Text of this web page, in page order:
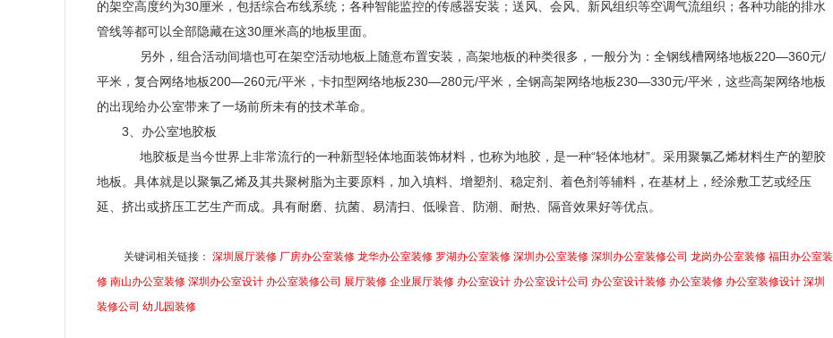
的架空高度约为30厘米，包括综合布线系统；各种智能监控的传感器安装；送风、会风、新风组织等空调气流组织；各种功能的排水
管线等都可以全部隐藏在这30厘米高的地板里面。
另外，组合活动间墙也可在架空活动地板上随意布置安装，高架地板的种类很多，一般分为：全钢线槽网络地板220—360元/
平米，复合网络地板200—260元/平米，卡扣型网络地板230—280元/平米，全钢高架网络地板230—330元/平米，这些高架网络地板
的出现给办公室带来了一场前所未有的技术革命。
3 、办公室地胶板
地胶板是当今世界上非常流行的一种新型轻体地面装饰材料，也称为地胶，是一种“轻体地材”。采用聚氯乙烯材料生产的塑胶
地板。具体就是以聚氯乙烯及其共聚树脂为主要原料，加入填料、增塑剂、稳定剂、着色剂等辅料，在基材上，经涂敷工艺或经压
延、挤出或挤压工艺生产而成。具有耐磨、抗菌、易清扫、低噪音、防潮、耐热、隔音效果好等优点。
关键词相关链接： 深圳展厅装修 厂房办公室装修 龙华办公室装修 罗湖办公室装修 深圳办公室装修 深圳办公室装修公司 龙岗办公室装修 福田办公室装
修 南山办公室装修 深圳办公室设计 办公室装修公司 展厅装修 企业展厅装修 办公室设计 办公室设计公司 办公室设计装修 办公室装修 办公室装修设计 深圳
装修公司 幼儿园装修